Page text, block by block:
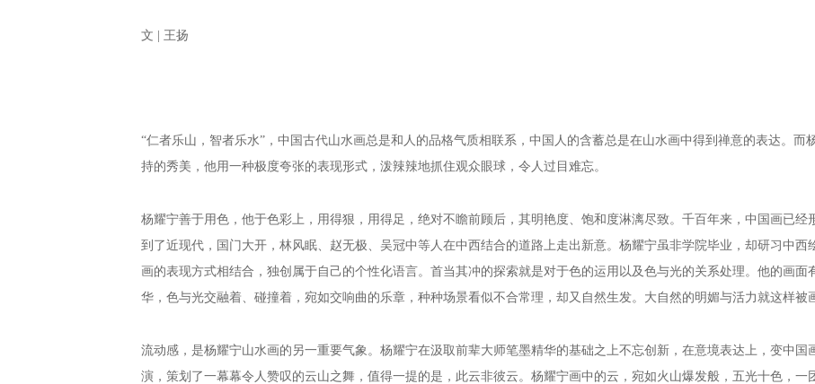
文 | 王扬
“仁者乐山，智者乐水”，中国古代山水画总是和人的品格气质相联系， 中国人的含蓄总是在山水画中得到禅意的表达。而
持的秀美，他用一种极度夸张的表现形式，泼辣辣地抓住观众眼球，令人过目难忘。
杨耀宁善于用色，他于色彩上，用得狠，用得足，绝对不瞻前顾后，其明艳度、饱和度淋漓尽致。 千百年来，中国画已经
到了近现代，国门大开，林风眠、赵无极、吴冠中等人在中西结合的道路上走出新意。杨耀宁虽非学院毕业，却研习中
画的表现方式相结合，独创属于自己的个性化语言。首当其冲的探索就是对于色的运用以及色与光的关系处理。他的画
华，色与光交融着、碰撞着，宛如交响曲的乐章，种种场景看似不合常理，却又自然生发。大自然的明媚与活力就这样被
流动感，是杨耀宁山水画的另一重要气象。 杨耀宁在汲取前辈大师笔墨精华的基础之上不忘创新，在意境表达上，变中国
演，策划了一幕幕令人赞叹的云山之舞，值得一提的是，此云非彼云。 杨耀宁画中的云，宛如火山爆发般，五光十色，一